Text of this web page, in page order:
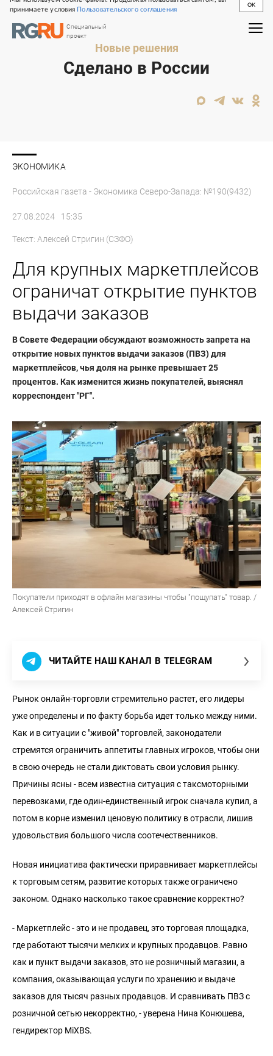
принимаете условия Пользовательского соглашения
OK
Специальный
проект
Сделано в России
Новые решения
ЭКОНОМИКА
Российская газета - Экономика Северо-Запада: №190(9432)
27.08.2024 15:35
Текст: Алексей Стригин (СЗФО)
Для крупных маркетплейсов
ограничат открытие пунктов
выдачи заказов
В Совете Федерации обсуждают возможность запрета на
открытие новых пунктов выдачи заказов (ПВЗ) для
маркетплейсов, чья доля на рынке превышает 25
процентов. Как изменится жизнь покупателей, выяснял
корреспондент "РГ".
Покупатели приходят в офлайн магазины чтобы "пощупать" товар. /
Алексей Стригин
ЧИТАЙТЕ НАШ КАНАЛ В TELEGRAM
Рынок онлайн-торговли стремительно растет, его лидеры
уже определены и по факту борьба идет только между ними.
Как и в ситуации с "живой" торговлей, законодатели
стремятся ограничить аппетиты главных игроков, чтобы они
в свою очередь не стали диктовать свои условия рынку.
Причины ясны - всем известна ситуация с таксмоторными
перевозками, где один-единственный игрок сначала купил, а
потом в корне изменил ценовую политику в отрасли, лишив
удовольствия большого числа соотечественников.
Новая инициатива фактически приравнивает маркетплейсы
к торговым сетям, развитие которых также ограничено
законом. Однако насколько такое сравнение корректно?
- Маркетплейс - это и не продавец, это торговая площадка,
где работают тысячи мелких и крупных продавцов. Равно
как и пункт выдачи заказов, это не розничный магазин, а
компания, оказывающая услуги по хранению и выдаче
заказов для тысяч разных продавцов. И сравнивать ПВЗ с
розничной сетью некорректно, - уверена Нина Конюшева,
гендиректор MiXBS.